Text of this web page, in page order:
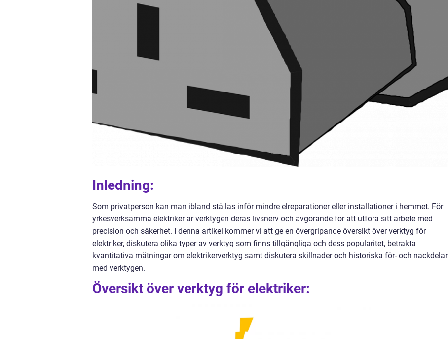
Inledning:
Som privatperson kan man ibland ställas inför mindre elreparationer eller installationer i hemmet. För
yrkesverksamma elektriker är verktygen deras livsnerv och avgörande för att utföra sitt arbete med
precision och säkerhet. I denna artikel kommer vi att ge en övergripande översikt över verktyg för
elektriker, diskutera olika typer av verktyg som finns tillgängliga och dess popularitet, betrakta
kvantitativa mätningar om elektrikerverktyg samt diskutera skillnader och historiska för- och nackdelar
med verktygen.
Översikt över verktyg för elektriker: